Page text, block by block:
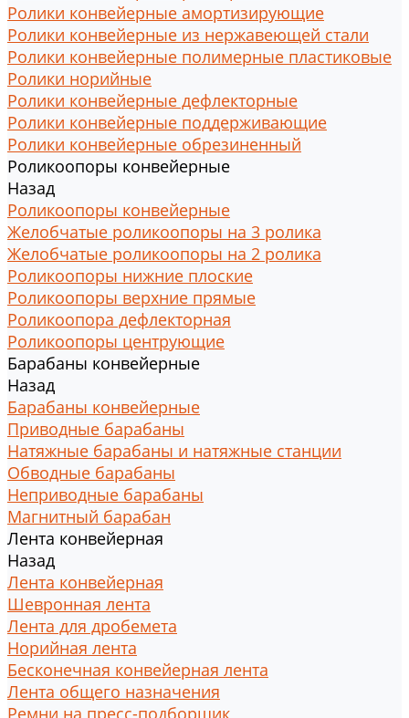
Ролики конвейерные амортизирующие
Ролики конвейерные из нержавеющей стали
Ролики конвейерные полимерные пластиковые
Ролики норийные
Ролики конвейерные дефлекторные
Ролики конвейерные поддерживающие
Ролики конвейерные обрезиненный
Роликоопоры конвейерные
Назад
Роликоопоры конвейерные
Желобчатые роликоопоры на 3 ролика
Желобчатые роликоопоры на 2 ролика
Роликоопоры нижние плоские
Роликоопоры верхние прямые
Роликоопора дефлекторная
Роликоопоры центрующие
Барабаны конвейерные
Назад
Барабаны конвейерные
Приводные барабаны
Натяжные барабаны и натяжные станции
Обводные барабаны
Неприводные барабаны
Магнитный барабан
Лента конвейерная
Назад
Лента конвейерная
Шевронная лента
Лента для дробемета
Норийная лента
Бесконечная конвейерная лента
Лента общего назначения
Ремни на пресс-подборщик